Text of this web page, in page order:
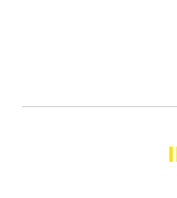
ซื้อแมคบุค, รับซื้อโน๊ตบุ๊ค
ไอที กรุงเทพฯ – เราพร้อ
แบบครบวงจรสำหรับลูก
ต้องการเงินด่วน เราจึง
ความยุ่งยากทั้งหลาย โด
ใช้งานแล้ว ตกแต่งแล้ว
ยี่ห้อ แต่ขึ้นอยู่กับสภาพจ